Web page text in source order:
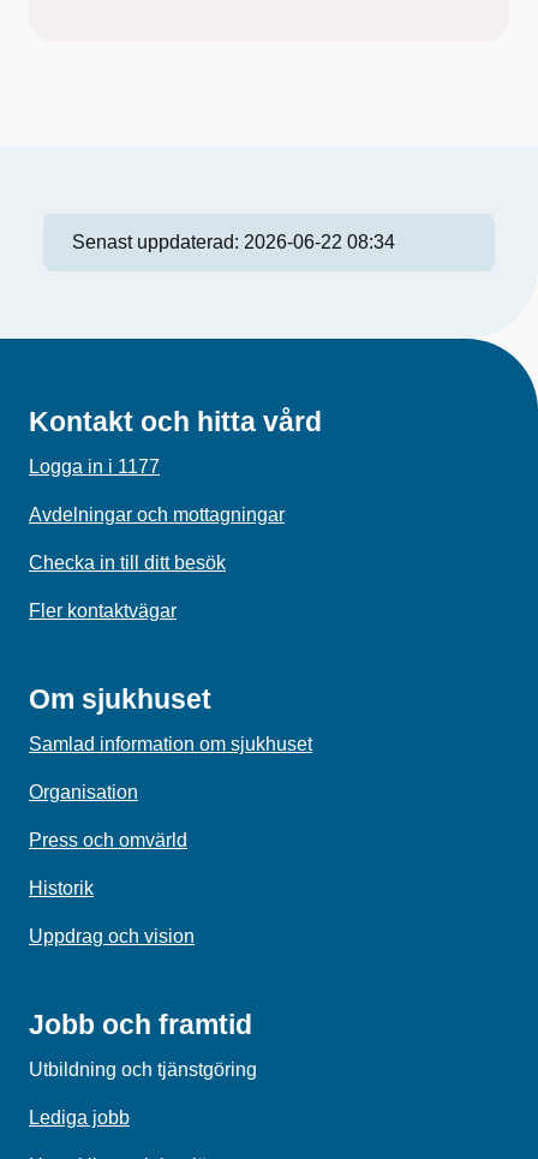
Senast uppdaterad: 2026-06-22 08:34
Kontakt och hitta vård
Logga in i 1177
Avdelningar och mottagningar
Checka in till ditt besök
Fler kontaktvägar
Om sjukhuset
Samlad information om sjukhuset
Organisation
Press och omvärld
Historik
Uppdrag och vision
Jobb och framtid
Utbildning och tjänstgöring
Lediga jobb